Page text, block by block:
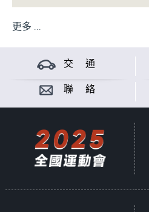
更多 ...
交 通
聯 絡